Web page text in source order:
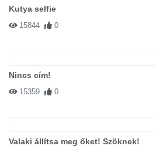
Kutya selfie
15844 0
Nincs cím!
15359 0
Valaki állítsa meg őket! Szöknek!